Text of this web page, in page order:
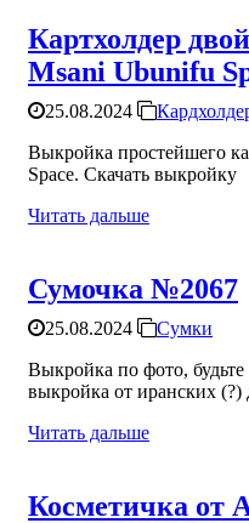
Картхолдер
Msani Ubunifu
25.08.2024
Выкройка простейшего
Space. Скачать выкройку
Читать дальше
Сумочка №2067
25.08.2024
Сумки
Выкройка по фото,
выкройка от иранских (?)
Читать дальше
Косметичка от